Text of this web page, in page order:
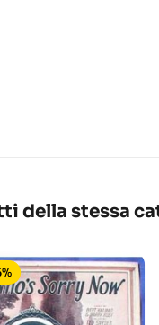
della stessa